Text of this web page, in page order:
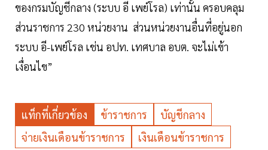
ของกรมบัญชีกลาง (ระบบ อี เพย์โรล) เท่านั้น ครอบคลุม
ส่วนราชการ 230 หน่วยงาน ส่วนหน่วยงานอื่นที่อยู่นอก
ระบบ อี-เพย์โรล เช่น อปท. เทศบาล อบต. จะไม่เข้า
เงื่อนไข”
แท็กที่เกี่ยวข้อง ข้าราชการ
บัญชีกลาง
จ่ายเงินเดือนข้าราชการ
เงินเดือนข้าราชการ